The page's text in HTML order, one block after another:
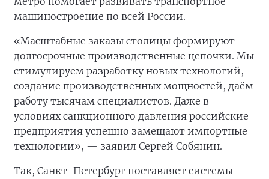
машиностроение по всей России.
«Масштабные заказы столицы формируют
долгосрочные производственные цепочки. Мы
стимулируем разработку новых технологий,
создание производственных мощностей, даём
работу тысячам специалистов. Даже в
условиях санкционного давления российские
предприятия успешно замещают импортные
технологии», — заявил Сергей Собянин.
Так, Санкт-Петербург поставляет системы